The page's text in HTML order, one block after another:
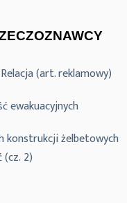
(art. reklamowy)
ewakuacyjnych
konstrukcji żelbetowych
2)